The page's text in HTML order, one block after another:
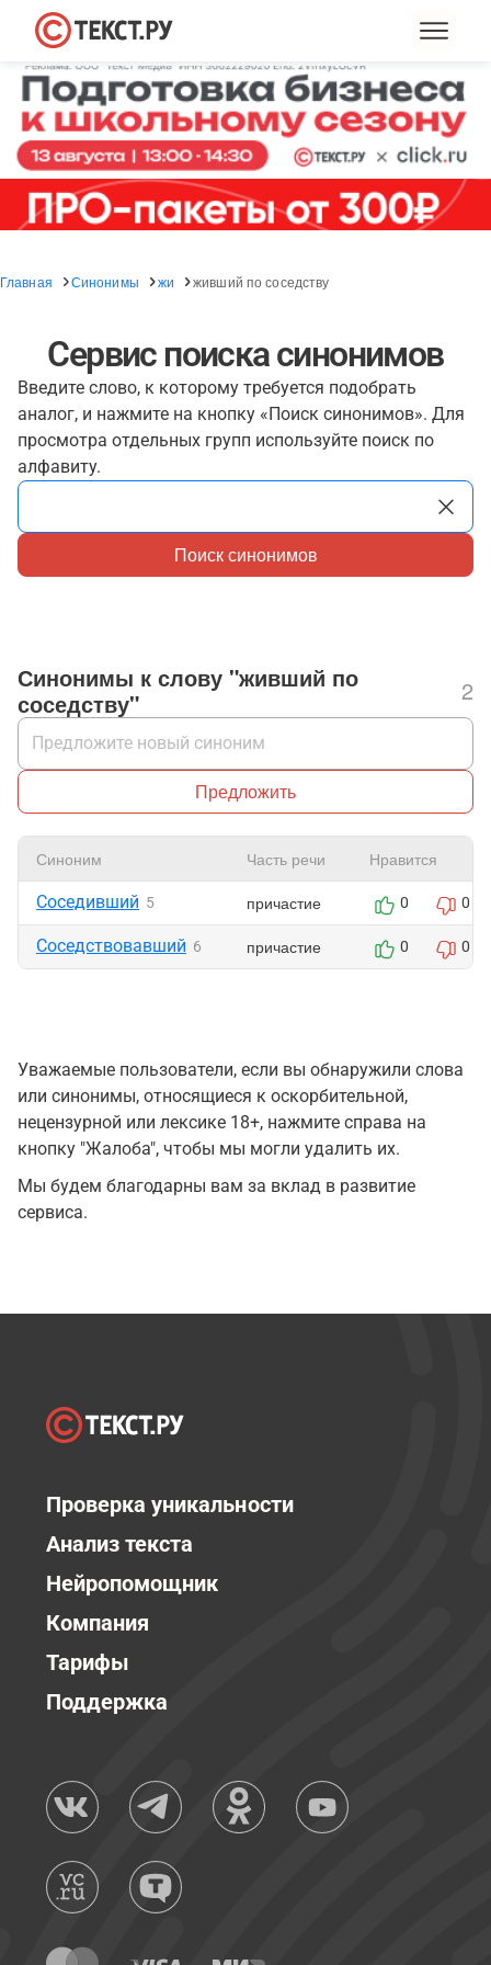
Главная Синонимы жи живший по соседству
Сервис поиска синонимов
Введите слово, к которому требуется подобрать
аналог, и нажмите на кнопку «Поиск синонимов». Для
просмотра отдельных групп используйте поиск по
алфавиту.
Поиск синонимов
Синонимы к слову "живший по
соседству"
2
Предложить
Синоним Часть речи Нравится
Соседивший 5 причастие 0 0
Соседствовавший 6 причастие 0 0
Уважаемые пользователи, если вы обнаружили слова
или синонимы, относящиеся к оскорбительной,
нецензурной или лексике 18+, нажмите справа на
кнопку "Жалоба", чтобы мы могли удалить их.
Мы будем благодарны вам за вклад в развитие
сервиса.
Проверка уникальности
Анализ текста
Нейропомощник
Компания
Тарифы
Поддержка